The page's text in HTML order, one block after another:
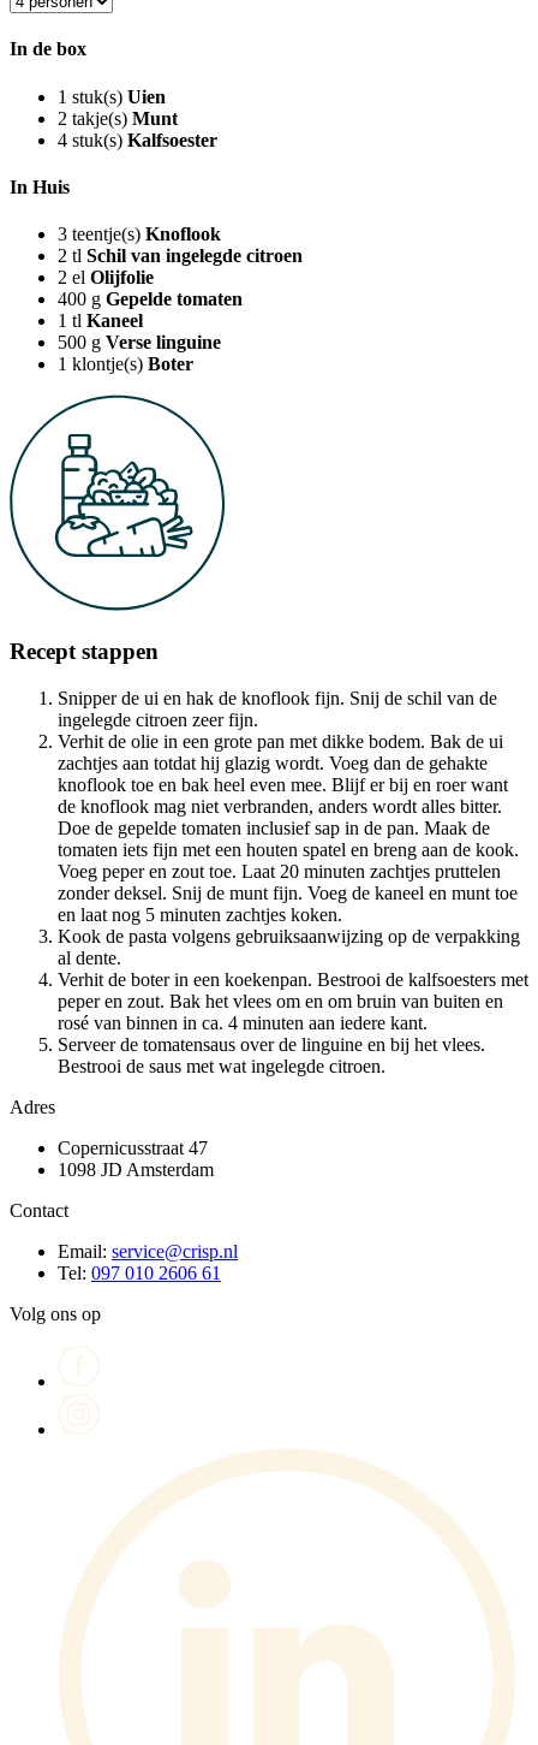
In de box
1 stuk(s) Uien
2 takje(s) Munt
4 stuk(s) Kalfsoester
In Huis
3 teentje(s) Knoflook
2 tl Schil van ingelegde citroen
2 el Olijfolie
400 g Gepelde tomaten
1 tl Kaneel
500 g Verse linguine
1 klontje(s) Boter
Recept stappen
Snipper de ui en hak de knoflook fijn. Snij de schil van de
ingelegde citroen zeer fijn.
Verhit de olie in een grote pan met dikke bodem. Bak de ui
zachtjes aan totdat hij glazig wordt. Voeg dan de gehakte
knoflook toe en bak heel even mee. Blijf er bij en roer want
de knoflook mag niet verbranden, anders wordt alles bitter.
Doe de gepelde tomaten inclusief sap in de pan. Maak de
tomaten iets fijn met een houten spatel en breng aan de kook.
Voeg peper en zout toe. Laat 20 minuten zachtjes pruttelen
zonder deksel. Snij de munt fijn. Voeg de kaneel en munt toe
en laat nog 5 minuten zachtjes koken.
Kook de pasta volgens gebruiksaanwijzing op de verpakking
al dente.
Verhit de boter in een koekenpan. Bestrooi de kalfsoesters met
peper en zout. Bak het vlees om en om bruin van buiten en
rosé van binnen in ca. 4 minuten aan iedere kant.
Serveer de tomatensaus over de linguine en bij het vlees.
Bestrooi de saus met wat ingelegde citroen.
Adres
Copernicusstraat 47
1098 JD Amsterdam
Contact
Email: service@crisp.nl
Tel: 097 010 2606 61
Volg ons op